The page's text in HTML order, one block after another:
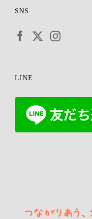
SNS
LINE